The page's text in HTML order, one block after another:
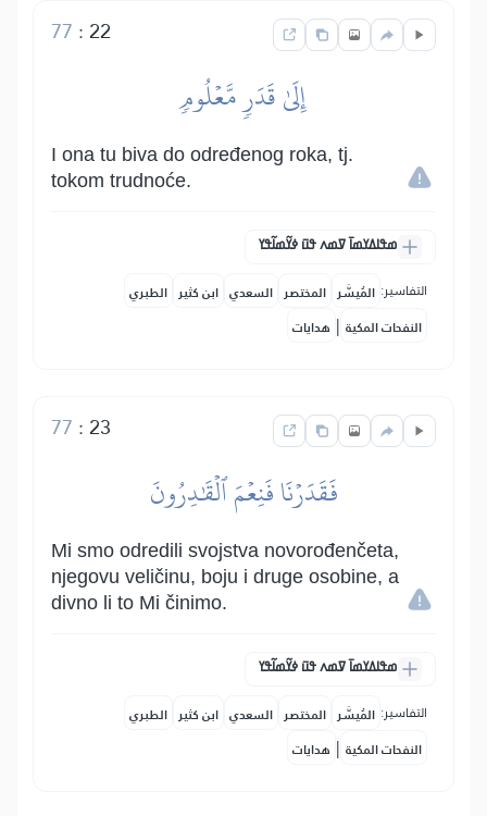
22
:
77
إِلَىٰ قَدَرٖ مَّعۡلُومٖ
I ona tu biva do određenog roka, tj.
tokom trudnoće.
ߘߟߊߡߌߘߊ߫ ߜߘߍ ߟߎ߫ ߦߌ߬ߘߊ߬ߟߌ
التفاسير: المُيسَّر المختصر السعدي ابن كثير الطبري
النفحات المكية | هدايات
23
:
77
فَقَدَرۡنَا فَنِعۡمَ ٱلۡقَٰدِرُونَ
Mi smo odredili svojstva novorođenčeta,
njegovu veličinu, boju i druge osobine, a
divno li to Mi činimo.
ߘߟߊߡߌߘߊ߫ ߜߘߍ ߟߎ߫ ߦߌ߬ߘߊ߬ߟߌ
التفاسير: المُيسَّر المختصر السعدي ابن كثير الطبري
النفحات المكية | هدايات